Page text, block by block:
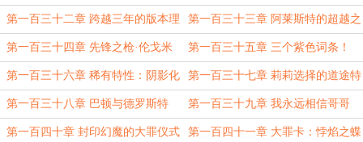
第一百三十二章 跨越三年的版本理
解
第一百三十三章 阿莱斯特的超越之
心
第一百三十四章 先锋之枪·伦戈米
尼亚德
第一百三十五章 三个紫色词条！
第一百三十六章 稀有特性：阴影化
身
第一百三十七章 莉莉选择的道途特
性
第一百三十八章 巴顿与德罗斯特 第一百三十九章 我永远相信哥哥
第一百四十章 封印幻魔的大罪仪式 第一百四十一章 大罪卡：悖焰之蝶